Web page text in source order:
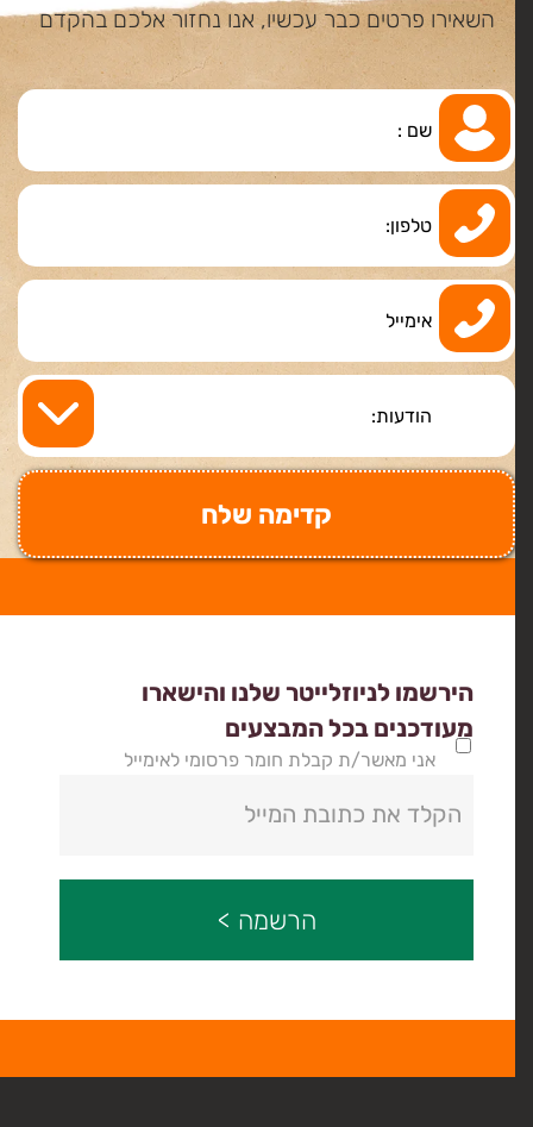
השאירו פרטים כבר עכשיו, אנו נחזור אלכם בהקדם
הירשמו לניוזלייטר שלנו והישארו
מעודכנים בכל המבצעים
אני מאשר/ת קבלת חומר פרסומי לאימייל